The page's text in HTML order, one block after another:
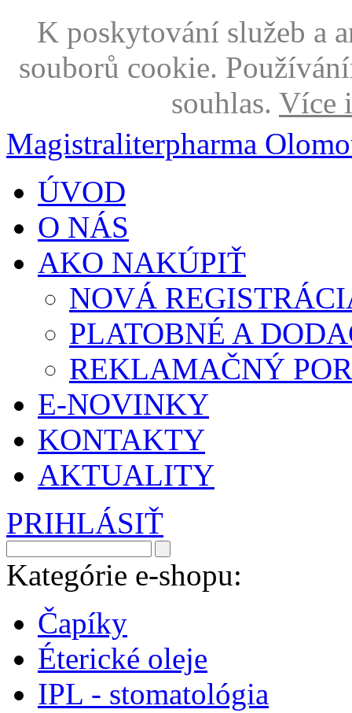
K poskytování služeb a
souborů cookie.
souhlas. Více
Magistraliterpharma
ÚVOD
O NÁS
AKO NAKÚPIŤ
NOVÁ
PLATOBNÉ A
REKLAMAČNÝ
E-NOVINKY
KONTAKTY
AKTUALITY
PRIHLÁSIŤ
Kategórie e-shopu:
Čapíky
Éterické oleje
IPL - stomatológia